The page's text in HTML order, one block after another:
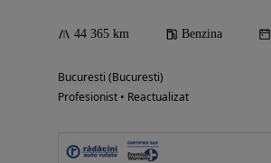
44 365 km Benzina
Bucuresti (Bucuresti)
Profesionist • Reactualizat